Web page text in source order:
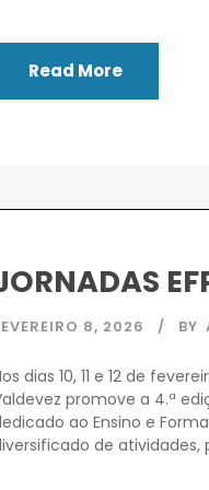
Read More
8, 2026 BY
dias 10, 11 e 12 de
promove a 4.ª
ao Ensino e
de atividades,